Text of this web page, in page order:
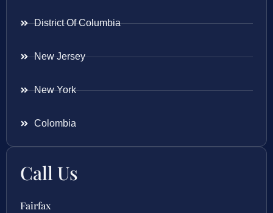
District Of Columbia
New Jersey
New York
Colombia
Call Us
Fairfax